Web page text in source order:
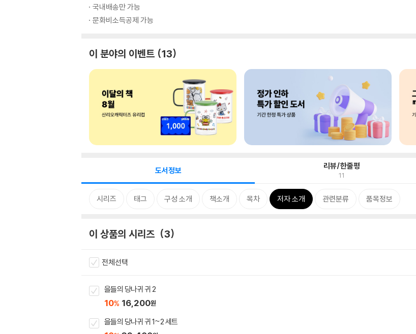
국내배송만 가능
문화비소득공제 가능
이 분야의 이벤트 13
도서정보 리뷰/한줄평
11
시리즈 태그 구성 소개 책소개 목차 저자 소개 관련분류 품목정보
이 상품의 시리즈 3
전체선택
을들의 당나귀 귀 2
10% 16,200원
을들의 당나귀 귀 1~2 세트